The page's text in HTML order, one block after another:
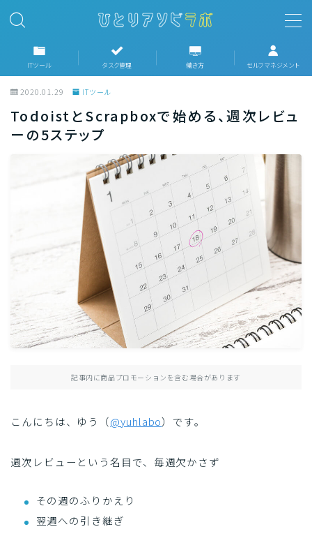
MENU
ホーム
ITツール
セルフマネジメント
趣味
日常
ITツール タスク管理 働き方 セルフマネジメント
2020.01.29 ITツール
TodoistとScrapboxで始める、週次レビュ
ーの5ステップ
記事内に商品プロモーションを含む場合があります
こんにちは、ゆう（@yuhlabo）です。
週次レビューという名目で、毎週欠かさず
その週のふりかえり
翌週への引き継ぎ